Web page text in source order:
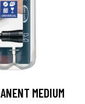
MEDIUM